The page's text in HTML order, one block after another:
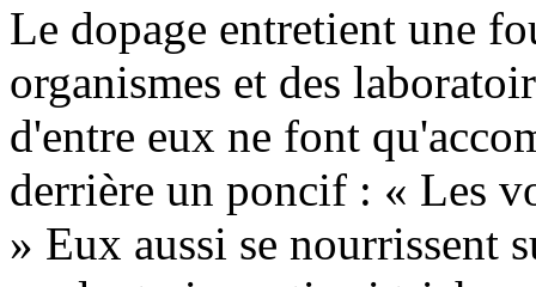
Le dopage entretient une
organismes et des
d'entre eux ne font
derrière un poncif : « Les
» Eux aussi se nourrissent